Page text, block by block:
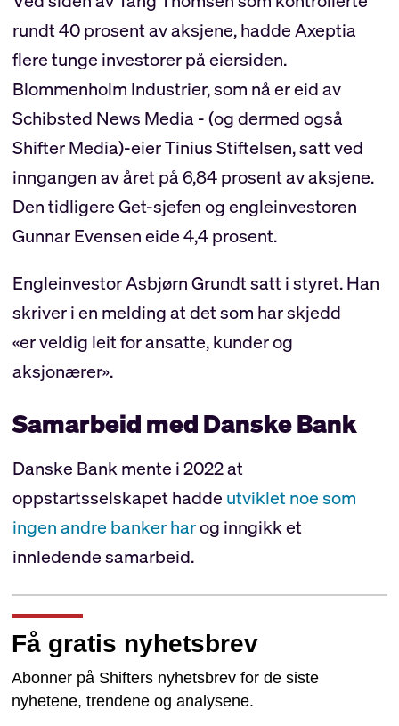
rundt 40 prosent av aksjene, hadde Axeptia
flere tunge investorer på eiersiden.
Blommenholm Industrier, som nå er eid av
Schibsted News Media - (og dermed også
Shifter Media)-eier Tinius Stiftelsen, satt ved
inngangen av året på 6,84 prosent av aksjene.
Den tidligere Get-sjefen og engleinvestoren
Gunnar Evensen eide 4,4 prosent.
Engleinvestor Asbjørn Grundt satt i styret. Han
skriver i en melding at det som har skjedd
«er veldig leit for ansatte, kunder og
aksjonærer».
Samarbeid med Danske Bank
Danske Bank mente i 2022 at
oppstartsselskapet hadde utviklet noe som
ingen andre banker harog inngikk et
innledende samarbeid.
Få gratis nyhetsbrev
Abonner på Shifters nyhetsbrev for de siste
nyhetene, trendene og analysene.